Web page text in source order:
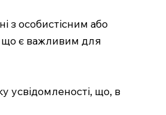
з особистісним або
що є важливим для
усвідомленості, що, в